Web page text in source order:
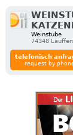
Weinstube
74348
telefonisch
request by